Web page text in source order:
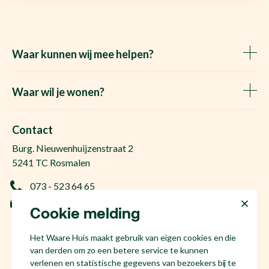
Cookie melding
Het Waare Huis maakt gebruik van eigen cookies en die
van derden om zo een betere service te kunnen
verlenen en statistische gegevens van bezoekers bij te
Waar kunnen wij mee helpen?
Het Waare Huis zoekt
Vraag de kosten op
Ervaringen
Taxatie
Waar wil je wonen?
Makelaar Den Bosch
Huis kopen Nuland
Huis kopen Berlicum
Huis kopen Kruisstraat
Huis kopen Rosmalen
Huis verkopen Den Bosch
Contact
Burg. Nieuwenhuijzenstraat 2
5241 TC Rosmalen
073 - 523 64 65
NL81 53.60.447.B01